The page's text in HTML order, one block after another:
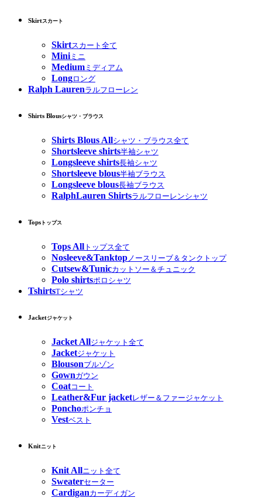
Skirtスカート
Skirtスカート全て
Miniミニ
Medium ミディアム
Longロング
Ralph Laurenラルフローレン
Shirts Blousシャツ・ブラウス
Shirts Blous Allシャツ・ブラウス全て
Shortsleeve shirts半袖シャツ
Longsleeve shirts長袖シャツ
Shortsleeve blous半袖ブラウス
Longsleeve blous長袖ブラウス
RalphLauren Shirtsラルフローレンシャツ
Tops トップス
Tops All トップス全て
Nosleeve&Tanktop ノースリーブ＆タンクトップ
Cutsew&Tunicカットソー＆チュニック
Polo shirtsポロシャツ
TshirtsTシャツ
Jacketジャケット
Jacket Allジャケット全て
Jacketジャケット
Blousonブルゾン
Gownガウン
Coatコート
Leather&Fur jacketレザー＆ファージャケット
Ponchoポンチョ
Vestベスト
Knitニット
Knit Allニット全て
Sweaterセーター
Cardiganカーディガン